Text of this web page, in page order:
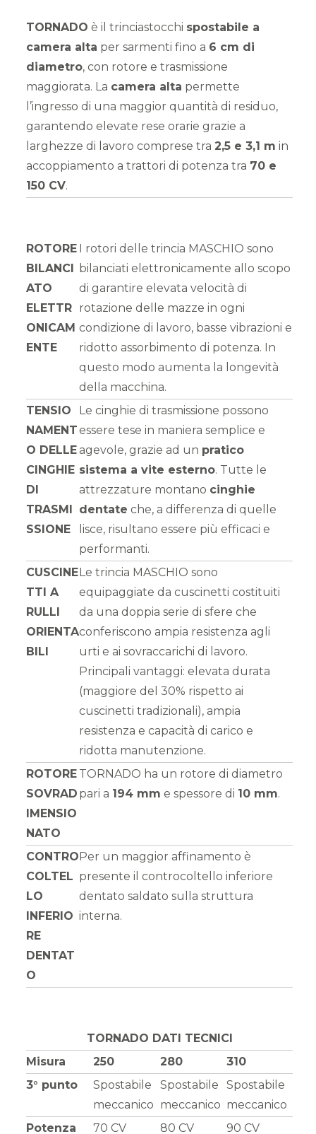
TORNADO è il trinciastocchi spostabile a
camera alta per sarmenti fino a 6 cm di
diametro, con rotore e trasmissione
maggiorata. La camera alta permette
l’ingresso di una maggior quantità di residuo,
garantendo elevate rese orarie grazie a
larghezze di lavoro comprese tra 2,5 e 3,1 m in
accoppiamento a trattori di potenza tra 70 e
150 CV.
ROTORE
BILANCI
ATO
ELETTR
ONICAM
ENTE
I rotori delle trincia MASCHIO sono
bilanciati elettronicamente allo scopo
di garantire elevata velocità di
rotazione delle mazze in ogni
condizione di lavoro, basse vibrazioni e
ridotto assorbimento di potenza. In
questo modo aumenta la longevità
della macchina.
TENSIO
NAMENT
O DELLE
CINGHIE
DI
TRASMI
SSIONE
Le cinghie di trasmissione possono
essere tese in maniera semplice e
agevole, grazie ad un pratico
sistema a vite esterno. Tutte le
attrezzature montano cinghie
dentate che, a differenza di quelle
lisce, risultano essere più efficaci e
performanti.
CUSCINE
TTI A
RULLI
ORIENTA
BILI
Le trincia MASCHIO sono
equipaggiate da cuscinetti costituiti
da una doppia serie di sfere che
conferiscono ampia resistenza agli
urti e ai sovraccarichi di lavoro.
Principali vantaggi: elevata durata
(maggiore del 30% rispetto ai
cuscinetti tradizionali), ampia
resistenza e capacità di carico e
ridotta manutenzione.
ROTORE
SOVRAD
IMENSIO
NATO
TORNADO ha un rotore di diametro
pari a 194 mm e spessore di 10 mm.
CONTRO
COLTEL
LO
INFERIO
RE
DENTAT
O
Per un maggior affinamento è
presente il controcoltello inferiore
dentato saldato sulla struttura
interna.
TORNADO DATI TECNICI
Misura
250 280
310
3° punto
Spostabile
meccanico
Spostabile
meccanico
Spostabile
meccanico
Potenza
70 CV 80 CV 90 CV